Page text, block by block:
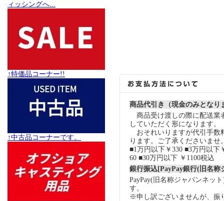
ィッシングへ...
↑特価品コーナー!!
↑中古品コーナーです。
商品代引き（現金のみとなり
商品受け渡しの際に配送業
していただく形になります。
おそれいりますが代引手数
ります。ご了承くださいませ
■1万円以下￥330 ■3万円以下
60 ■30万円以下 ￥1100税込
銀行振込[PayPay銀行(旧名称
PayPay(旧名称ジャパンネッ
す。
※申し訳ございませんが、振